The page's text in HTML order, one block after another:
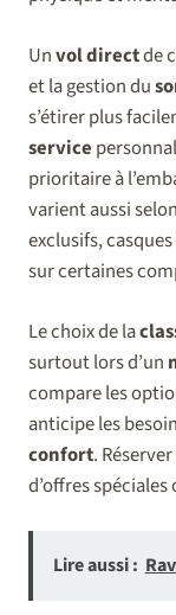
Unvol directde
et la gestion du
s’étirer plus
service
prioritaire à
varient aussi
exclusifs,
sur certaines
Le choix de la
surtout lors d’un
compare les
anticipe les
confort.
d’offres
Lire aussi :